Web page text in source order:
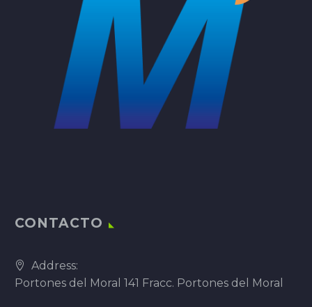
CONTACTO
Address:
Portones del Moral 141 Fracc. Portones del Moral